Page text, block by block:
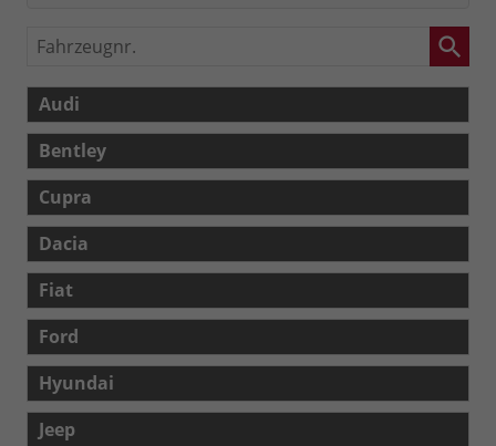
Fahrzeugnr.
Audi
Bentley
Cupra
Dacia
Fiat
Ford
Hyundai
Jeep